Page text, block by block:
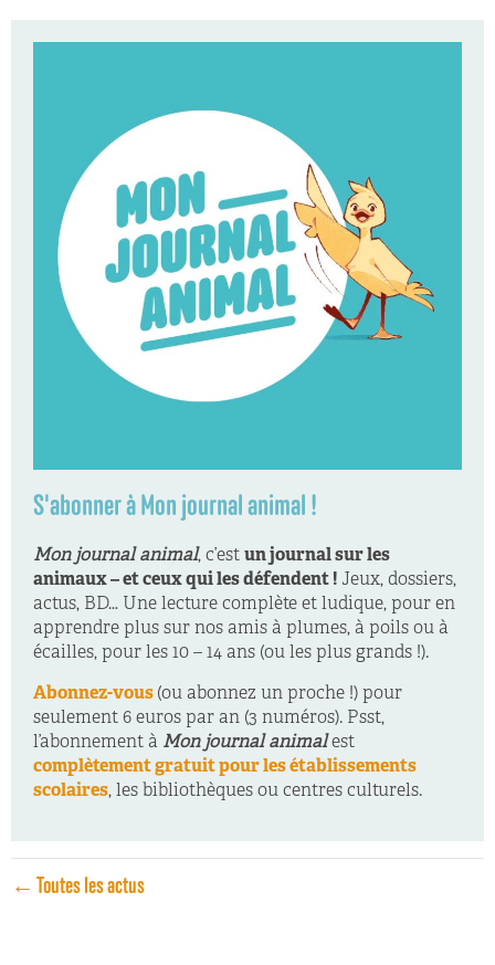
S'abonner à Mon journal animal !
Mon journal animal, c’est un journal sur les
animaux – et ceux qui les défendent ! Jeux, dossiers,
actus, BD… Une lecture complète et ludique, pour en
apprendre plus sur nos amis à plumes, à poils ou à
écailles, pour les 10 – 14 ans (ou les plus grands !).
Abonnez-vous (ou abonnez un proche !) pour
seulement 6 euros par an (3 numéros). Psst,
l’abonnement à Mon journal animalest
complètement gratuit pour les établissements
scolaires, les bibliothèques ou centres culturels.
← Toutes les actus